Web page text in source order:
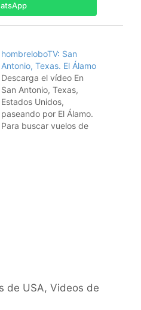
hombreloboTV: San
Antonio, Texas. El Álamo
Descarga el vídeo En
San Antonio, Texas,
Estados Unidos,
paseando por El Álamo.
Para buscar vuelos de
de USA,Videos de